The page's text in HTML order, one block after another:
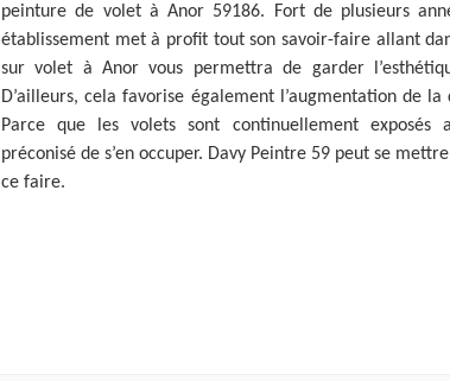
peinture de volet à Anor 59186. Fort de plusieurs
établissement met à profit tout son savoir-faire allant
sur volet à Anor vous permettra de garder
D’ailleurs, cela favorise également l’augmentation de
Parce que les volets sont continuellement exposés
préconisé de s’en occuper. Davy Peintre 59 peut se
ce faire.